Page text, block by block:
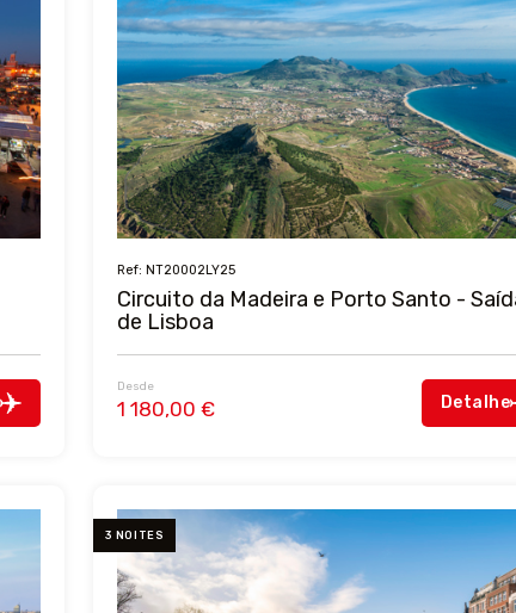
Ref: NT20002LY25
Circuito da Madeira e Porto Santo -
de Lisboa
Desde
1 180,00 € Detalhe
3 NOITES